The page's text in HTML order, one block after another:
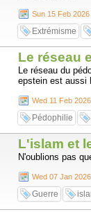
Sun 15 Feb
Extrémisme
Le réseau
Le réseau du
epstein est aussi
Wed 11 Feb
Pédophilie
L'islam et
N'oublions pas
Wed 07 Jan
Guerre